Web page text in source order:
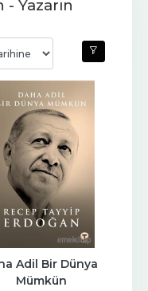
Yazarın
Adil Bir Dünya
Mümkün